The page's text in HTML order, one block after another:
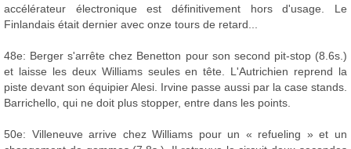
accélérateur électronique est définitivement hors d'usage. Le
Finlandais était dernier avec onze tours de retard...
48e: Berger s'arrête chez Benetton pour son second pit-stop (8.6s.)
et laisse les deux Williams seules en tête. L'Autrichien reprend la
piste devant son équipier Alesi. Irvine passe aussi par la case stands.
Barrichello, qui ne doit plus stopper, entre dans les points.
50e: Villeneuve arrive chez Williams pour un « refueling » et un